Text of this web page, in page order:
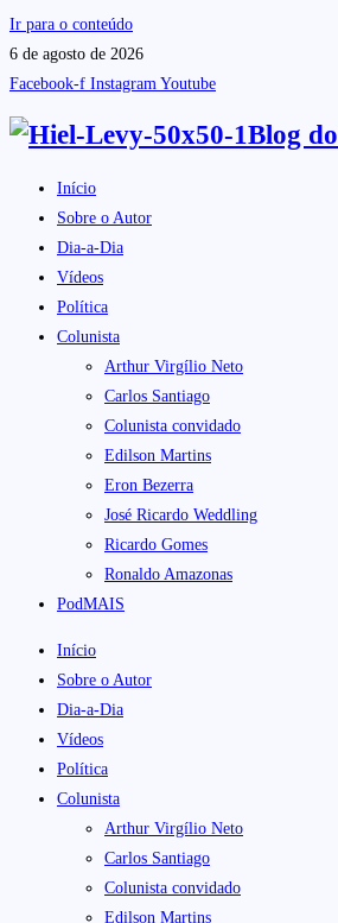
Ir para o conteúdo
6 de agosto de 2026
Facebook-f Instagram Youtube
Blog do
Início
Sobre o Autor
Dia-a-Dia
Vídeos
Política
Colunista
Arthur Virgílio Neto
Carlos Santiago
Colunista convidado
Edilson Martins
Eron Bezerra
José Ricardo Weddling
Ricardo Gomes
Ronaldo Amazonas
PodMAIS
Início
Sobre o Autor
Dia-a-Dia
Vídeos
Política
Colunista
Arthur Virgílio Neto
Carlos Santiago
Colunista convidado
Edilson Martins